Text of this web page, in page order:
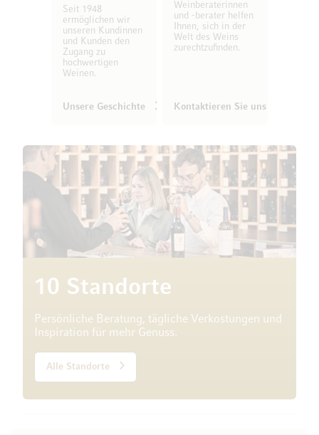
Seit 1948
ermöglichen wir
unseren Kundinnen
und Kunden den
Zugang zu
hochwertigen
Weinen.
Unsere Geschichte
Weinberaterinnen
und -berater helfen
Ihnen, sich in der
Welt des Weins
zurechtzufinden.
Kontaktieren Sie uns
10 Standorte
Persönliche Beratung, tägliche Verkostungen und
Inspiration für mehr Genuss.
Alle Standorte